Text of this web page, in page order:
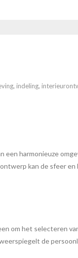
, indeling,
harmonieuze
kan de sfeer en
om het selecteren
de